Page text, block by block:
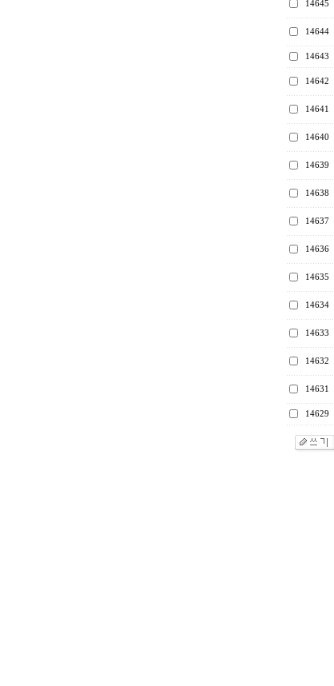
14645
14644
14643
14642
14641
14640
14639
14638
14637
14636
14635
14634
14633
14632
14631
14629